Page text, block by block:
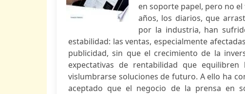
en soporte papel, pero no
años, los diarios, que
por la industria, han
estabilidad: las ventas, especialmente
publicidad, sin que el crecimiento de la
expectativas de rentabilidad que
vislumbrarse soluciones de futuro. A ello ha
aceptado que el negocio de la prensa en